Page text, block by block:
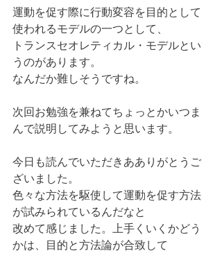
運動を促す際に行動変容を目的として
使われるモデルの一つとして、
トランスセオレティカル・モデルとい
うのがあります。
なんだか難しそうですね。
次回お勉強を兼ねてちょっとかいつま
んで説明してみようと思います。
今日も読んでいただきあありがとうご
ざいました。
色々な方法を駆使して運動を促す方法
が試みられているんだなと
改めて感じました。上手くいくかどう
かは、目的と方法論が合致して